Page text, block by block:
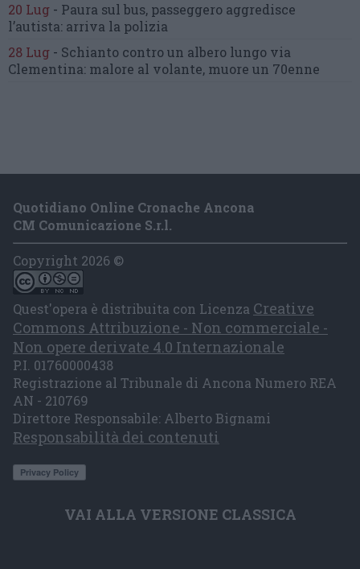
20 Lug - Paura sul bus, passeggero aggredisce
l’autista: arriva la polizia
28 Lug - Schianto contro un albero lungo via
Clementina: malore al volante, muore un 70enne
Quotidiano Online Cronache Ancona
CM Comunicazione S.r.l.
Copyright 2026 ©
Quest'opera è distribuita con Licenza Creative
Commons Attribuzione - Non commerciale -
Non opere derivate 4.0 Internazionale
P.I. 01760000438
Registrazione al Tribunale di Ancona Numero REA
AN - 210769
Direttore Responsabile: Alberto Bignami
Responsabilità dei contenuti
VAI ALLA VERSIONE CLASSICA